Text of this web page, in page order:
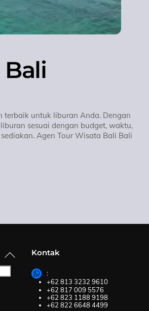
untuk liburan Anda. Dengan
sesuai dengan budget, waktu,
Agen Tour Wisata Bali Bali
To
Top
Kontak
:
+62 813 3232 9610
+62 817 009 5576
+62 823 1188 9198
+62 822 6648 4499